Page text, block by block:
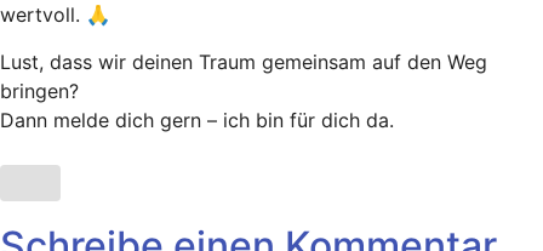
wertvoll. 🙏
Lust, dass wir deinen Traum gemeinsam auf den Weg
bringen?
Dann melde dich gern – ich bin für dich da.